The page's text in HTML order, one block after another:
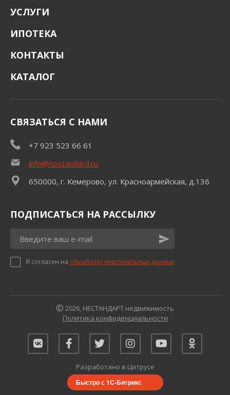
УСЛУГИ
ИПОТЕКА
КОНТАКТЫ
КАТАЛОГ
СВЯЗАТЬСЯ С НАМИ
+7 923 523 66 61
info@nostandard.ru
650000, г. Кемерово, ул. Красноармейская, д.136
ПОДПИСАТЬСЯ НА РАССЫЛКУ
Я согласен на обработку персональных данных
2026, НЕСТАНДАРТ недвижимость
Политика конфиденциальности
Разработано в Цитрусе
Быстро с 1С-Битрикс